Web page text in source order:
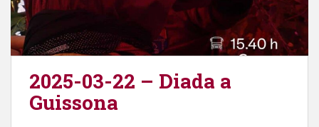
2025-03-22 – Diada a
Guissona